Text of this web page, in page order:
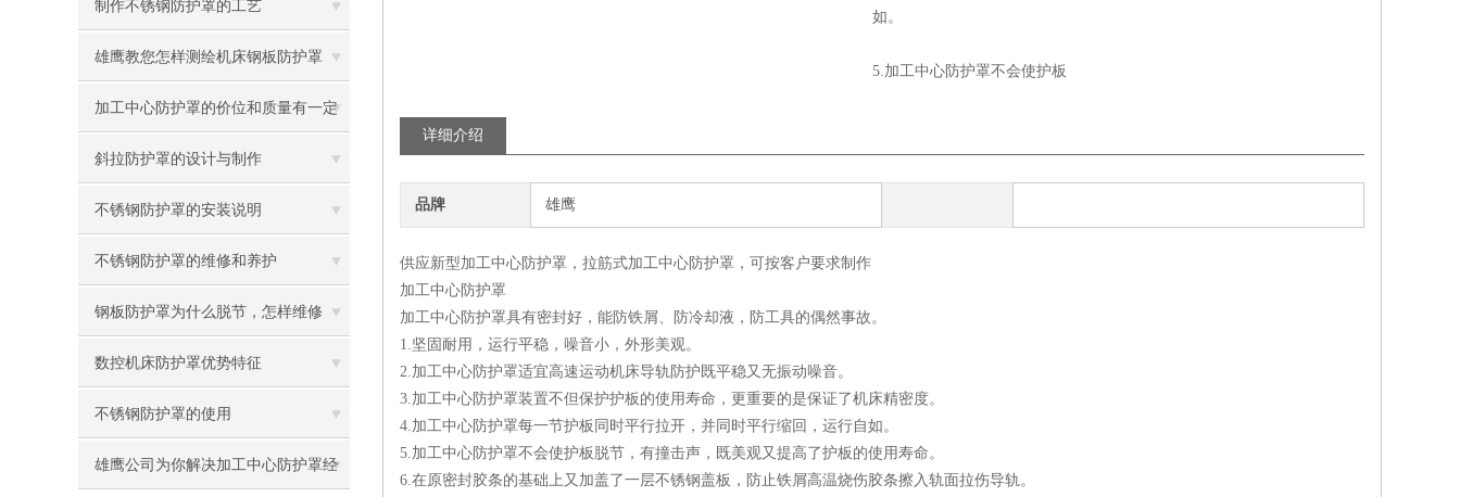
制作不锈钢防护罩的工艺
雄鹰教您怎样测绘机床钢板防护罩
加工中心防护罩的价位和质量有一定
的关系
斜拉防护罩的设计与制作
不锈钢防护罩的安装说明
不锈钢防护罩的维修和养护
钢板防护罩为什么脱节，怎样维修
数控机床防护罩优势特征
不锈钢防护罩的使用
雄鹰公司为你解决加工中心防护罩经
如。
5.加工中心防护罩不会使护板
详细介绍
品牌 雄鹰
供应新型加工中心防护罩，拉筋式加工中心防护罩，可按客户要求制作
加工中心防护罩
加工中心防护罩具有密封好，能防铁屑、防冷却液，防工具的偶然事故。
1.坚固耐用，运行平稳，噪音小，外形美观。
2.加工中心防护罩适宜高速运动机床导轨防护既平稳又无振动噪音。
3.加工中心防护罩装置不但保护护板的使用寿命，更重要的是保证了机床精密度。
4.加工中心防护罩每一节护板同时平行拉开，并同时平行缩回，运行自如。
5.加工中心防护罩不会使护板脱节，有撞击声，既美观又提高了护板的使用寿命。
6.在原密封胶条的基础上又加盖了一层不锈钢盖板，防止铁屑高温烧伤胶条擦入轨面拉伤导轨。